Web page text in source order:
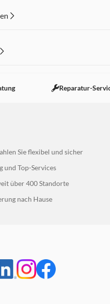
anpassen
Reparatur-
Sie flexibel und sicher
und Top-Services
über 400 Standorte
nach Hause